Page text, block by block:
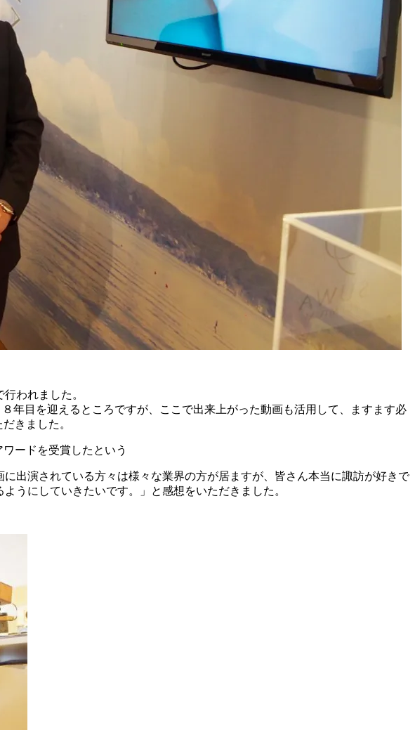
われました。
年目を迎えるところですが、ここで出来上がった動画も活用して、ますます必
きました。
ードを受賞したという
出演されている方々は様々な業界の方が居ますが、皆さん本当に諏訪が好きで
うにしていきたいです。」と感想をいただきました。